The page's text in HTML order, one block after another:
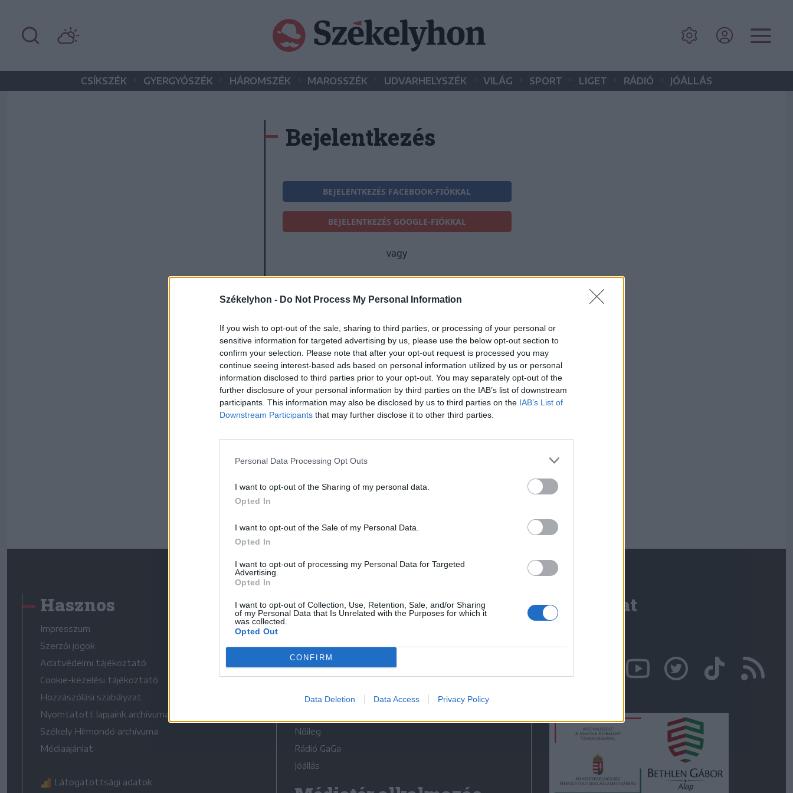
Székelyhon - Do Not Process My Personal Information
If you wish to opt-out of the sale, sharing to third parties, or processing of your personal or
sensitive information for targeted advertising by us, please use the below opt-out section to
confirm your selection. Please note that after your opt-out request is processed you may
continue seeing interest-based ads based on personal information utilized by us or personal
information disclosed to third parties prior to your opt-out. You may separately opt-out of the
further disclosure of your personal information by third parties on the IAB’s list of downstream
participants. This information may also be disclosed by us to third parties on the IAB’s List of
Downstream Participants that may further disclose it to other third parties.
Personal Data Processing Opt Outs
I want to opt-out of the Sharing of my personal data.
Opted In
I want to opt-out of the Sale of my Personal Data.
Opted In
I want to opt-out of processing my Personal Data for Targeted
Advertising.
Opted In
I want to opt-out of Collection, Use, Retention, Sale, and/or Sharing
of my Personal Data that Is Unrelated with the Purposes for which it
was collected.
Opted Out
CONFIRM
Data Deletion Data Access Privacy Policy
CSÍKSZÉK • GYERGYÓSZÉK • HÁROMSZÉK • MAROSSZÉK • UDVARHELYSZÉK • VILÁG • SPORT • LIGET • RÁDIÓ • JÓÁLLÁS
Bejelentkezés
BEJELENTKEZÉS FACEBOOK-FIÓKKAL
BEJELENTKEZÉS GOOGLE-FIÓKKAL
vagy
E-mail-cím
Jelszó
Elfelejtette a jelszavát?
BEJELENTKEZÉS
Hasznos
Impresszum
Szerzői jogok
Adatvédelmi tájékoztató
Cookie-kezelési tájékoztató
Hozzászólási szabályzat
Nyomtatott lapjaink archívuma
Székely Hírmondó archívuma
Médiaajánlat
Látogatottsági adatok
Médiatér
Liget
Krónika
Bihari Napló
Erdélyi Napló
Nőileg
Rádió GaGa
Jóállás
Kapcsolat